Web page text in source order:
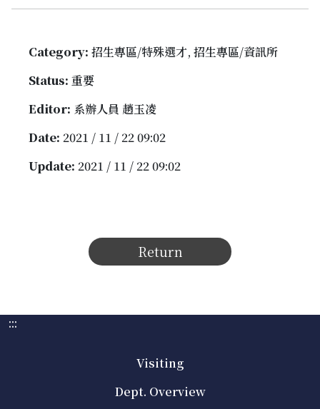
Category: 招生專區/特殊選才, 招生專區/資訊所
Status: 重要
Editor: 系辦人員 趙玉凌
Date: 2021 / 11 / 22 09:02
Update: 2021 / 11 / 22 09:02
Return
:::
Visiting
Dept. Overview